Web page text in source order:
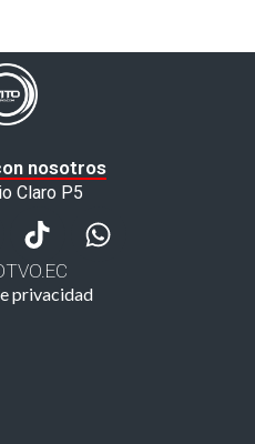
nosotros
Claro P5
privacidad